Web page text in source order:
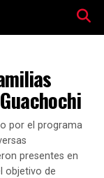
por el programa
presentes en
objetivo de